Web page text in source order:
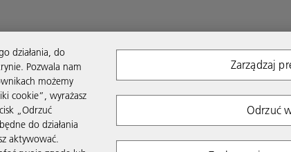
działania, do
Pozwala nam
możemy
cookie”, wyrażasz
„Odrzuć
do działania
aktywować.
Zarządzaj
Odrzuć